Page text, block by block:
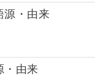
源・由来
・由来